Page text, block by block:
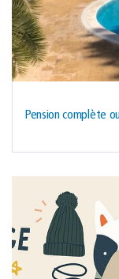
Pension complète